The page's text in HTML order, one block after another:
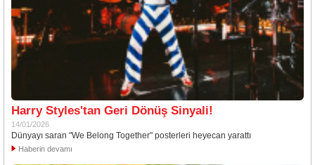
Harry Styles'tan Geri Dönüş Sinyali!
14/01/2026
Dünyayı saran "We Belong Together" posterleri heyecan yarattı
Haberin devamı